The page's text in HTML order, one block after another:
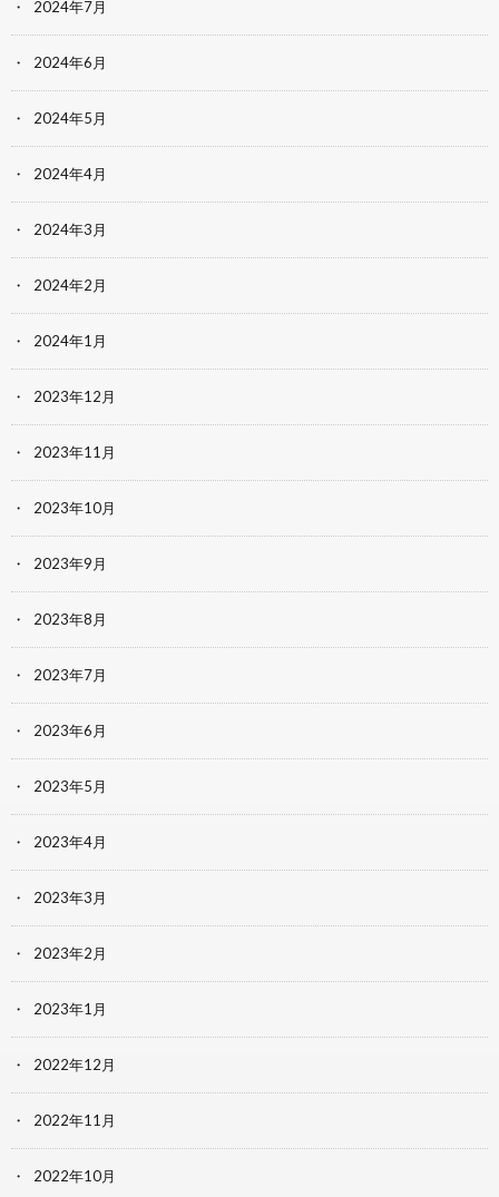
2024年7月
2024年6月
2024年5月
2024年4月
2024年3月
2024年2月
2024年1月
2023年12月
2023年11月
2023年10月
2023年9月
2023年8月
2023年7月
2023年6月
2023年5月
2023年4月
2023年3月
2023年2月
2023年1月
2022年12月
2022年11月
2022年10月